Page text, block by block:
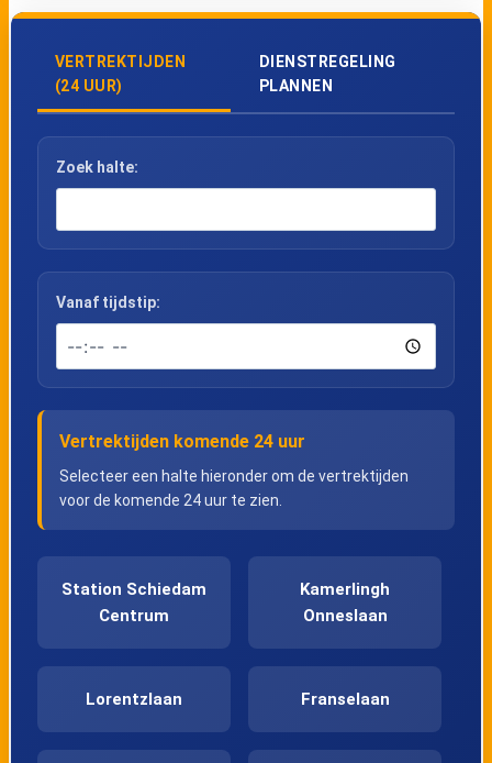
VERTREKTIJDEN
(24 UUR)
DIENSTREGELING
PLANNEN
Zoek halte:
Vanaf tijdstip:
Vertrektijden komende 24 uur
Selecteer een halte hieronder om de vertrektijden
voor de komende 24 uur te zien.
Station Schiedam
Centrum
Kamerlingh
Onneslaan
Lorentzlaan Franselaan